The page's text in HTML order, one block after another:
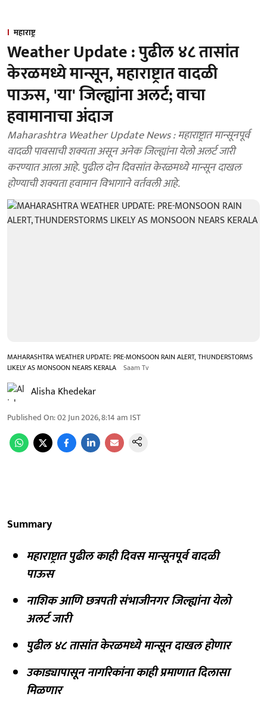
महाराष्ट्र
Weather Update : पुढील ४८ तासांत
केरळमध्ये मान्सून, महाराष्ट्रात वादळी
पाऊस, 'या' जिल्ह्यांना अलर्ट; वाचा
हवामानाचा अंदाज
Maharashtra Weather Update News : महाराष्ट्रात मान्सूनपूर्व
वादळी पावसाची शक्यता असून अनेक जिल्ह्यांना येलो अलर्ट जारी
करण्यात आला आहे. पुढील दोन दिवसांत केरळमध्ये मान्सून दाखल
होण्याची शक्यता हवामान विभागाने वर्तवली आहे.
MAHARASHTRA WEATHER UPDATE: PRE-MONSOON RAIN ALERT, THUNDERSTORMS
LIKELY AS MONSOON NEARS KERALA Saam Tv
Alisha Khedekar
Published On:02 Jun 2026, 8:14 am IST
Summary
महाराष्ट्रात पुढील काही दिवस मान्सूनपूर्व वादळी
पाऊस
नाशिक आणि छत्रपती संभाजीनगर जिल्ह्यांना येलो
अलर्ट जारी
पुढील ४८ तासांत केरळमध्ये मान्सून दाखल होणार
उकाड्यापासून नागरिकांना काही प्रमाणात दिलासा
मिळणार